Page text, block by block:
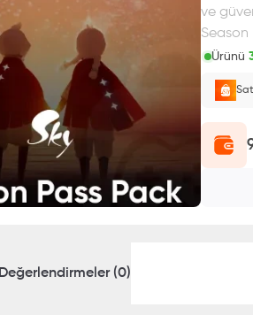
ve
Season
Ürünü
E-
Değerlendirmeler (0)